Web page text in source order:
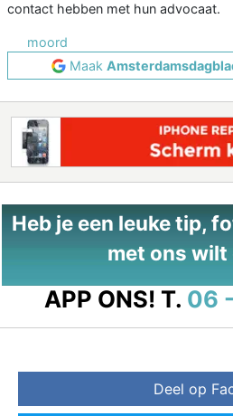
contact hebben met hun advocaat.
moord
Maak
Heb je een leuke tip,
met ons wilt
APP ONS! T. 06
Deel op